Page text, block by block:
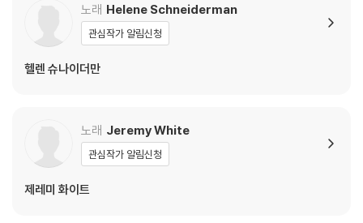
정한 첫 성공작인데 초연 당시 이미 50세에 달했을 정도로 뒤늦게 명성을
얻었다. 야나체크는 동화적인 소재부터 심각한 심리극에 아르기까지 다양
한 스타일의 오페라를 써냈다는 점에서도 높은 평가를 받는다. 주요 오페
라로 <예누파> 외에 <카탸 카바노바>, <영리한 새끼 암여우>, <마크로
- <예누파>의 원작은 <그녀의 수양딸>이란 연극으로, 예누파와 양모 코
스텔니추카가 극적으로 대등한 비중을 갖는다. 마을 단위 생활상, 어른을
중심으로 한 대가족제, 적자(嫡子)와 서자(庶子)의 신분차별 등 한때 우
리 시골에서 충분히 벌어졌을 법한 동유럽 시골 풍경을 만난다. 음악적으
노래 Helene Schneiderman
관심작가 알림신청
헬렌 슈나이더만
노래 Jeremy White
관심작가 알림신청
제레미 화이트